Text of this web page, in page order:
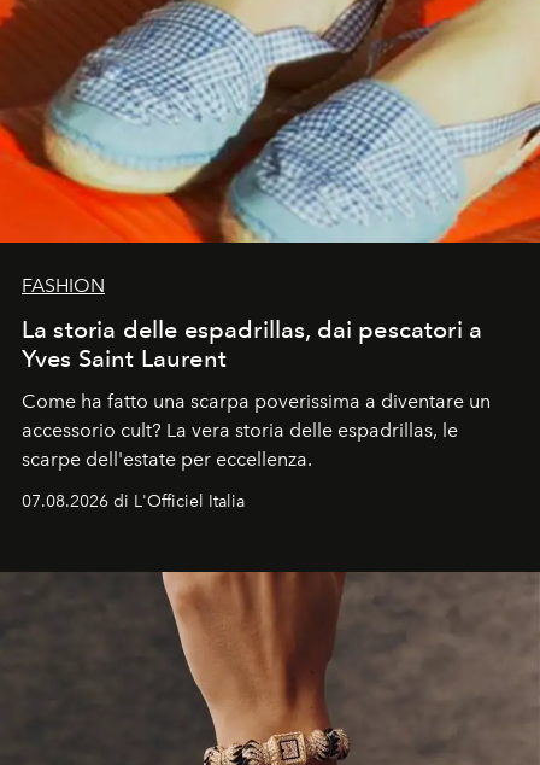
FASHION
La storia delle espadrillas, dai pescatori a
Yves Saint Laurent
Come ha fatto una scarpa poverissima a diventare un
accessorio cult? La vera storia delle espadrillas, le
scarpe dell'estate per eccellenza.
07.08.2026 di L'Officiel Italia